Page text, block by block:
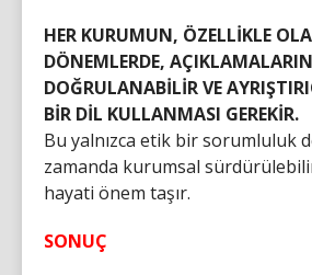
HER KURUMUN, ÖZELLİKLE
DÖNEMLERDE,
DOĞRULANABİLİR VE
BİR DİL KULLANMASI GEREKİR.
Bu yalnızca etik bir sorumluluk
zamanda kurumsal
hayati önem taşır.
SONUÇ